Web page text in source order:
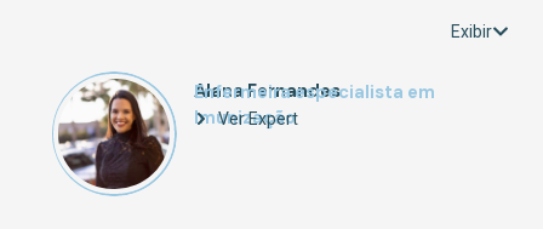
Exibir
Alana Fernandes
Enfermeira especialista em
Imunização
Ver Expert